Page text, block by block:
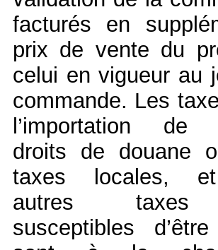
facturés en
prix de vente du
celui en vigueur au
commande. Les
l’importation de
droits de douane
taxes locales,
autres taxes
susceptibles